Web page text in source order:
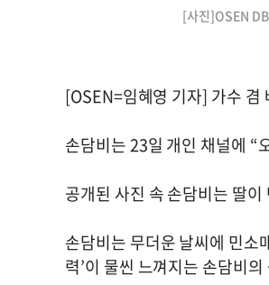
[사진]OSEN
[OSEN=임혜영 기자] 가수 겸
손담비는 23일 개인 채널에 “
공개된 사진 속 손담비는 딸
손담비는 무더운 날씨에 민소
력’이 물씬 느껴지는 손담비